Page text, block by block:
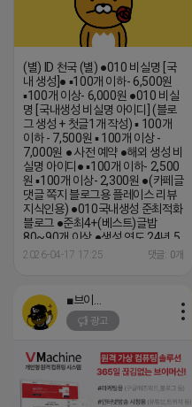
(별) ID 천국 (별) ●010 비실명 [국
내 생성]● ▪100개 이하- 6,500원
▪100개 이상- 6,000원 ●010 비실
명 [국내생성 비실명 아이디] (블로
그 생성 + 첫글1개 작성) ▪ 100개
이하 - 7,500원 ▪ 100개 이상 -
7,000원 ● 사전 예약 ●해외 생성 비
실명 아이디● ▪100개 이하- 2,500
원 ▪100개 이상- 2,300원 ●(카페글
댓글 쪽지 블로그용 플레이스 리뷰
지식인용) ●010국내생성 준최적화
블로그 ●준최4+(베스트)글밥
80~90개 이상 ●생성 연도 24년 5
월 (텔레) HH4846 (카톡)
2026-04-17 17:25 댓글: 0개
광고